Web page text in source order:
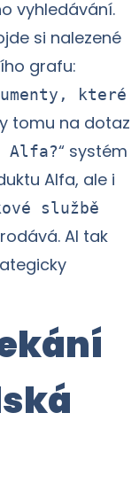
vyhledávání.
si nalezené
grafu:
které
tomu na dotaz
Alfa?“ systém
Alfa, ale i
službě
AI tak